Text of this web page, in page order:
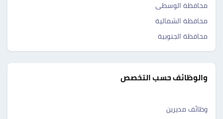
محافظة الوسطى
محافظة الشمالية
محافظة الجنوبية
والوظائف حسب التخصص
وظائف مديرين